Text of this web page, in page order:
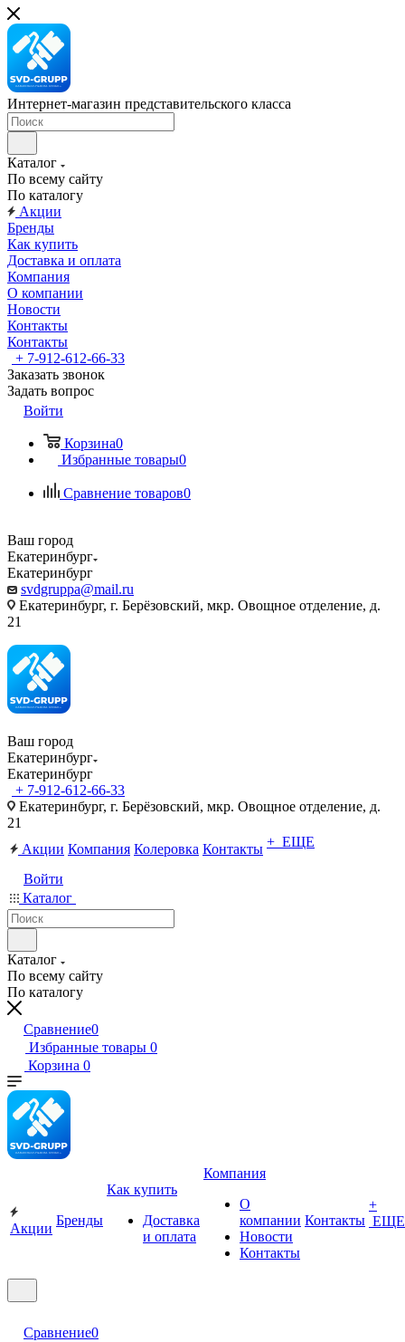
Интернет-магазин представительского класса
Каталог
По всему сайту
По каталогу
Акции
Бренды
Как купить
Доставка и оплата
Компания
О компании
Новости
Контакты
Контакты
+ 7-912-612-66-33
Заказать звонок
Задать вопрос
Войти
Корзина0
Избранные товары0
Сравнение товаров0
Ваш город
Екатеринбург
Екатеринбург
svdgruppa@mail.ru
Екатеринбург, г. Берёзовский, мкр. Овощное отделение, д.
21
Ваш город
Екатеринбург
Екатеринбург
+ 7-912-612-66-33
Екатеринбург, г. Берёзовский, мкр. Овощное отделение, д.
21
Акции Компания Колеровка Контакты + ЕЩЕ
Войти
Каталог
Каталог
По всему сайту
По каталогу
Сравнение0
Избранные товары 0
Корзина 0
Акции
Бренды
Как купить
Доставка
и оплата
Компания
О
компании
Новости
Контакты
Контакты
+
ЕЩЕ
Сравнение0